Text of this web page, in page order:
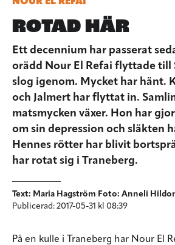
ROTAD HÄR
Ett decennium har passerat
orädd Nour El Refai flyttade till
slog igenom. Mycket har hänt.
och Jalmert har flyttat in.
matsmycken växer. Hon har
om sin depression och släkten
Hennes rötter har blivit
har rotat sig i Traneberg.
Text: Maria Hagström Foto: Anneli
Publicerad: 2017-05-31 kl 08:39
På en kulle i Traneberg har Nour El